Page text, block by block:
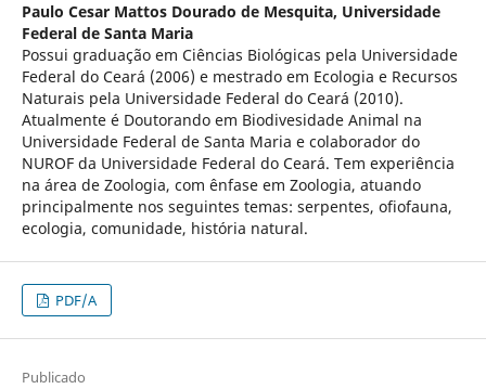
Paulo Cesar Mattos Dourado de Mesquita, Universidade
Federal de Santa Maria
Possui graduação em Ciências Biológicas pela Universidade
Federal do Ceará (2006) e mestrado em Ecologia e Recursos
Naturais pela Universidade Federal do Ceará (2010).
Atualmente é Doutorando em Biodivesidade Animal na
Universidade Federal de Santa Maria e colaborador do
NUROF da Universidade Federal do Ceará. Tem experiência
na área de Zoologia, com ênfase em Zoologia, atuando
principalmente nos seguintes temas: serpentes, ofiofauna,
ecologia, comunidade, história natural.
PDF/A
Publicado